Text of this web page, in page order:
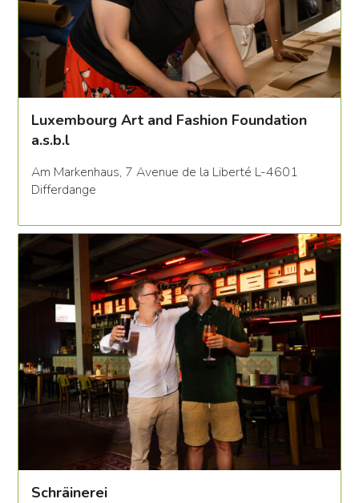
Luxembourg Art and Fashion Foundation
a.s.b.l
Am Markenhaus, 7 Avenue de la Liberté L-4601
Differdange
Schräinerei